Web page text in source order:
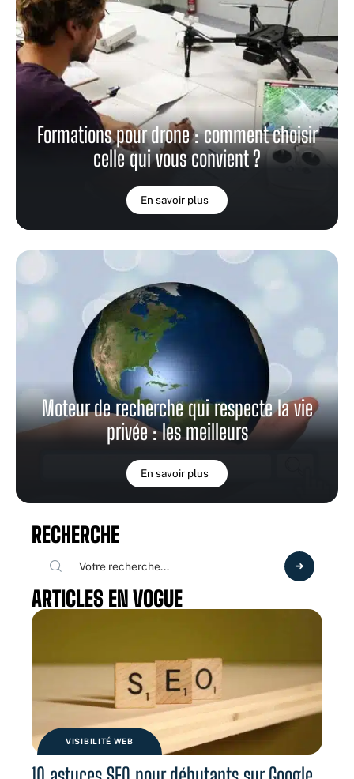
Formations pour drone : comment choisir
celle qui vous convient ?
En savoir plus
Moteur de recherche qui respecte la vie
privée : les meilleurs
En savoir plus
RECHERCHE
ARTICLES EN VOGUE
VISIBILITÉ WEB